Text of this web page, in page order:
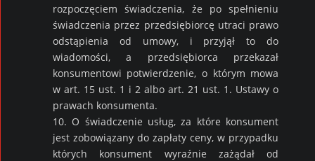
rozpoczęciem świadczenia, że po spełnieniu
świadczenia przez przedsiębiorcę utraci prawo
odstąpienia od umowy, i przyjął to do
wiadomości, a przedsiębiorca przekazał
konsumentowi potwierdzenie, o którym mowa
w art. 15 ust. 1 i 2 albo art. 21 ust. 1. Ustawy o
prawach konsumenta.
10. O świadczenie usług, za które konsument
jest zobowiązany do zapłaty ceny, w przypadku
których konsument wyraźnie zażądał od